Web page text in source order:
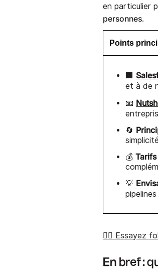
en particulier
personnes.
Points
🏢
et à de
📧
🔄
💰Tarifs
💡
👉🏼 Essayez
En bref :